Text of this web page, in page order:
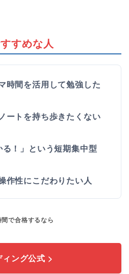
すめな人
時間を活用して勉強した
ートを持ち歩きたくない
る！」という短期集中型
作性にこだわりたい人
で合格するなら
ィング公式 >